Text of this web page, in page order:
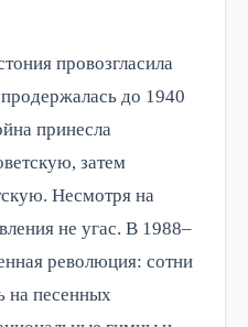
провозгласила
до 1940
принесла
затем
Несмотря на
не угас. В 1988–
революция: сотни
на песенных